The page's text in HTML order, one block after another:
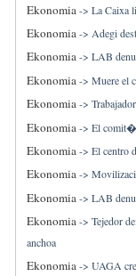
Ekonomia -> La Caixa
Ekonomia-> Adegi
Ekonomia-> LAB
Ekonomia-> Muere el
Ekonomia->
Ekonomia -> El comit�
Ekonomia-> El centro
Ekonomia->
Ekonomia-> LAB
Ekonomia-> Tejedor
anchoa
Ekonomia-> UAGA